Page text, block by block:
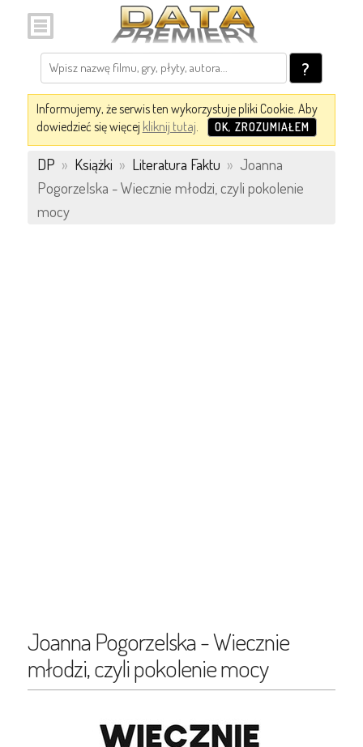
?
Informujemy, że serwis ten wykorzystuje pliki Cookie. Aby
dowiedzieć się więcej kliknij tutaj. OK, ZROZUMIAŁEM
DP » Książki » Literatura Faktu » Joanna
Pogorzelska - Wiecznie młodzi, czyli pokolenie
mocy
Joanna Pogorzelska - Wiecznie
młodzi, czyli pokolenie mocy